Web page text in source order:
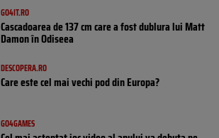
GO4IT.RO
Cascadoarea de 137 cm care a fost dublura lui Matt
Damon în Odiseea
DESCOPERA.RO
Care este cel mai vechi pod din Europa?
GO4GAMES